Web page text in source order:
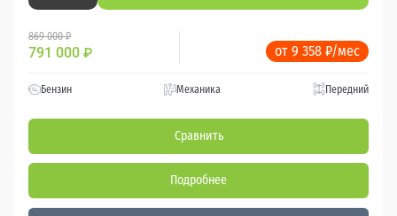
869 000 ₽
791 000 ₽ от 9 358 ₽/мес
Бензин Механика Передний
Сравнить
Подробнее